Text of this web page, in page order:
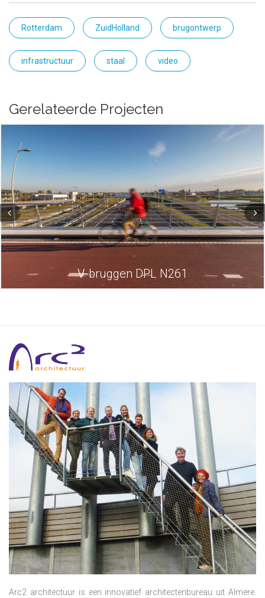
Rotterdam ZuidHolland brugontwerp
infrastructuur staal video
Gerelateerde Projecten
V-bruggen DPL N261
Arc2 architectuur is een innovatief architectenbureau uit Almere.